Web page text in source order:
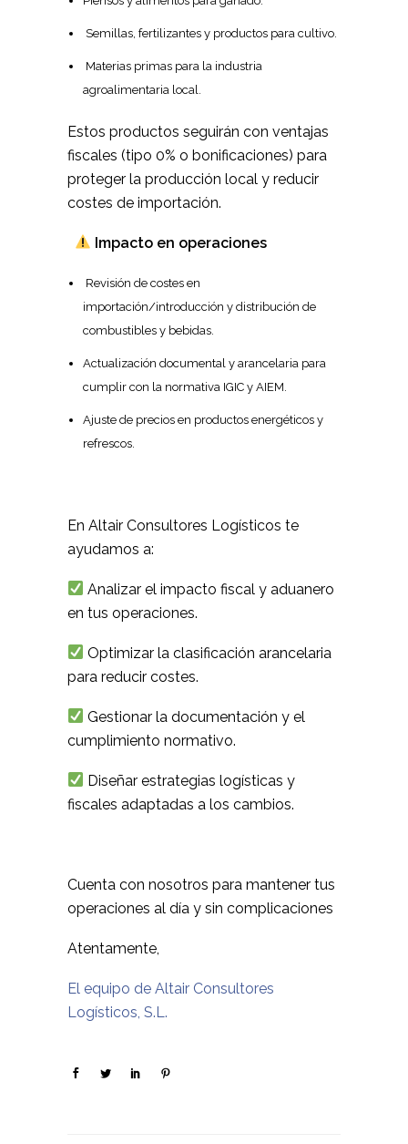
Semillas, fertilizantes y productos para cultivo.
Materias primas para la industria
agroalimentaria local.
Estos productos seguirán con ventajas
fiscales (tipo 0% o bonificaciones) para
proteger la producción local y reducir
costes de importación.
Impacto en operaciones
Revisión de costes en
importación/introducción y distribución de
combustibles y bebidas.
Actualización documental y arancelaria para
cumplir con la normativa IGIC y AIEM.
Ajuste de precios en productos energéticos y
refrescos.
En Altair Consultores Logísticos te
ayudamos a:
Analizar el impacto fiscal y aduanero
en tus operaciones.
Optimizar la clasificación arancelaria
para reducir costes.
Gestionar la documentación y el
cumplimiento normativo.
Diseñar estrategias logísticas y
fiscales adaptadas a los cambios.
Cuenta con nosotros para mantener tus
operaciones al día y sin complicaciones
Atentamente,
El equipo de Altair Consultores
Logísticos, S.L.